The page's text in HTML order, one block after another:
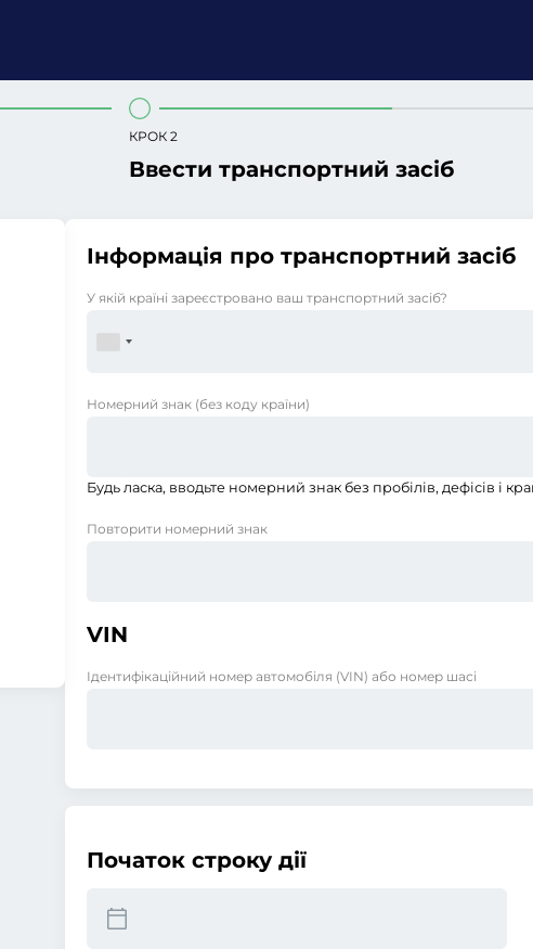
КРОК 2
Ввести транспортний засіб
Інформація про транспортний засіб
У якій країні зареєстровано ваш транспортний засіб?
Номерний знак (без коду країни)
Будь ласка, вводьте номерний знак без пробілів, дефісів і
Повторити номерний знак
VIN
Ідентифікаційний номер автомобіля (VIN) або номер шасі
Початок строку дії